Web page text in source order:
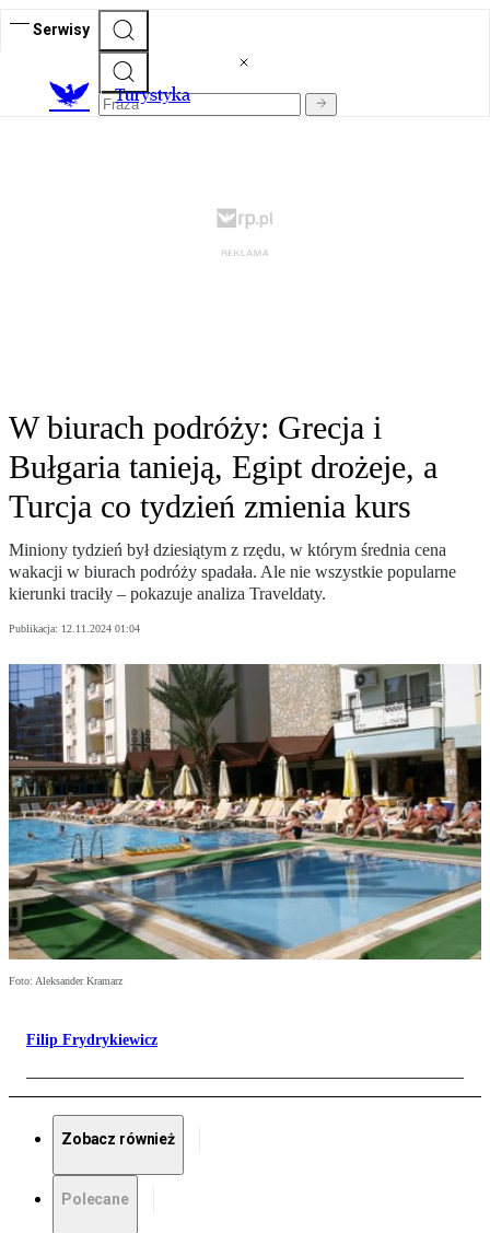
Serwisy
Turystyka
W biurach podróży: Grecja i
Bułgaria tanieją, Egipt drożeje, a
Turcja co tydzień zmienia kurs
Miniony tydzień był dziesiątym z rzędu, w którym średnia cena
wakacji w biurach podróży spadała. Ale nie wszystkie popularne
kierunki traciły – pokazuje analiza Traveldaty.
Publikacja: 12.11.2024 01:04
Foto: Aleksander Kramarz
Filip Frydrykiewicz
Zobacz również
Polecane